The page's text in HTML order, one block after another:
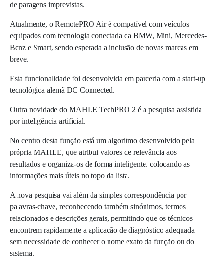
de paragens imprevistas.
Atualmente, o RemotePRO Air é compatível com veículos
equipados com tecnologia conectada da BMW, Mini, Mercedes-
Benz e Smart, sendo esperada a inclusão de novas marcas em
breve.
Esta funcionalidade foi desenvolvida em parceria com a start-up
tecnológica alemã DC Connected.
Outra novidade do MAHLE TechPRO 2 é a pesquisa assistida
por inteligência artificial.
No centro desta função está um algoritmo desenvolvido pela
própria MAHLE, que atribui valores de relevância aos
resultados e organiza-os de forma inteligente, colocando as
informações mais úteis no topo da lista.
A nova pesquisa vai além da simples correspondência por
palavras-chave, reconhecendo também sinónimos, termos
relacionados e descrições gerais, permitindo que os técnicos
encontrem rapidamente a aplicação de diagnóstico adequada
sem necessidade de conhecer o nome exato da função ou do
sistema.